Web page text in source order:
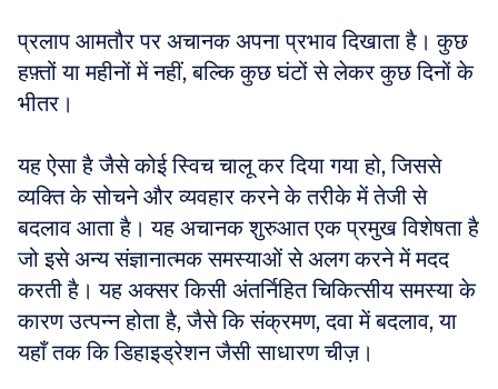
प्रलाप आमतौर पर अचानक अपना प्रभाव दिखाता है। कुछ
हफ़्तों या महीनों में नहीं, बल्कि कुछ घंटों से लेकर कुछ दिनों के
भीतर।
यह ऐसा है जैसे कोई स्विच चालू कर दिया गया हो, जिससे
व्यक्ति के सोचने और व्यवहार करने के तरीके में तेजी से
बदलाव आता है। यह अचानक शुरुआत एक प्रमुख विशेषता है
जो इसे अन्य संज्ञानात्मक समस्याओं से अलग करने में मदद
करती है। यह अक्सर किसी अंतर्निहित चिकित्सीय समस्या के
कारण उत्पन्न होता है, जैसे कि संक्रमण, दवा में बदलाव, या
यहाँ तक कि डिहाइड्रेशन जैसी साधारण चीज़।